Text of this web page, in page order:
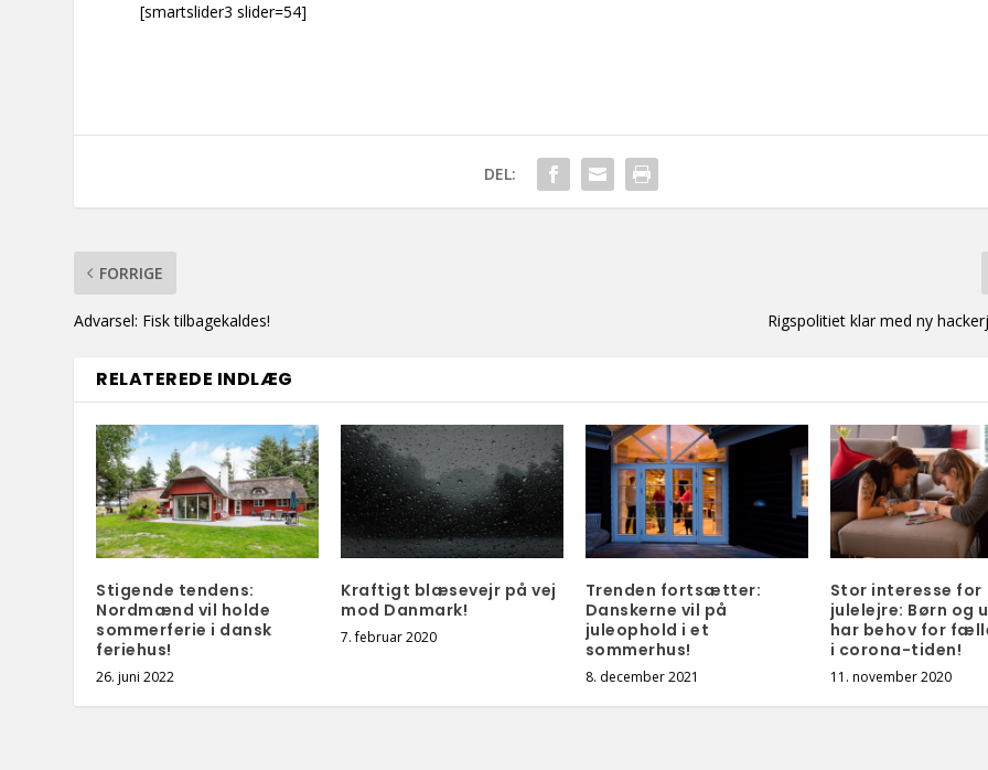
[smartslider3 slider=54]
DEL:
FORRIGE
Advarsel: Fisk tilbagekaldes! Rigspolitiet klar med ny
RELATEREDE INDLÆG
Stigende tendens:
Nordmænd vil holde
sommerferie i dansk
feriehus!
26. juni 2022
Kraftigt blæsevejr på vej
mod Danmark!
7. februar 2020
Trenden fortsætter:
Danskerne vil på
juleophold i et
sommerhus!
8. december 2021
Stor interesse for
julelejre: Børn og
har behov for
i corona-tiden!
11. november 2020